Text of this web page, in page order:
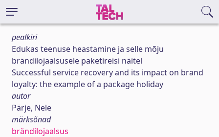
pealkiri
Edukas teenuse heastamine ja selle mõju
brändilojaalsusele paketireisi näitel
Successful service recovery and its impact on brand
loyalty: the example of a package holiday
autor
Pärje, Nele
märksõnad
brändilojaalsus